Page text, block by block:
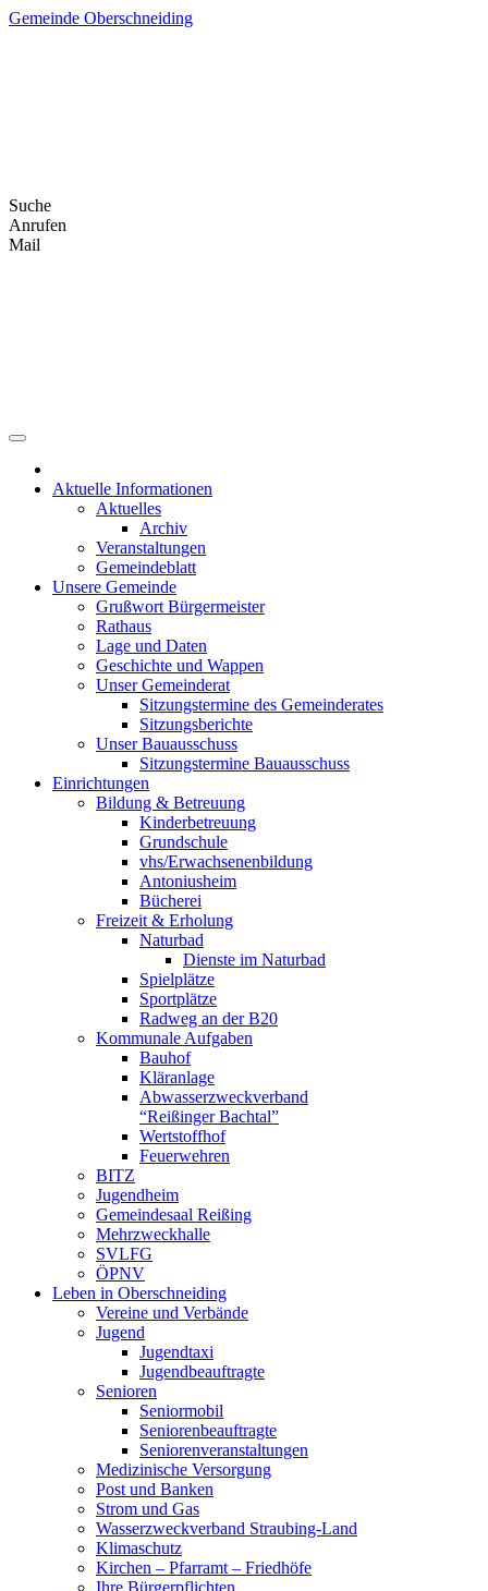
Skip
Gemeinde Oberschneiding
Suche
Anrufen
Mail
Aktuelle Informationen
Aktuelles
Archiv
Veranstaltungen
Gemeindeblatt
Unsere Gemeinde
Grußwort Bürgermeister
Rathaus
Lage und Daten
Geschichte und Wappen
Unser Gemeinderat
Sitzungstermine des Gemeinderates
Sitzungsberichte
Unser Bauausschuss
Sitzungstermine Bauausschuss
Einrichtungen
Bildung & Betreuung
Kinderbetreuung
Grundschule
vhs/Erwachsenenbildung
Antoniusheim
Bücherei
Freizeit & Erholung
Naturbad
Dienste im Naturbad
Spielplätze
Sportplätze
Radweg an der B20
Kommunale Aufgaben
Bauhof
Kläranlage
Abwasserzweckverband
“Reißinger Bachtal”
Wertstoffhof
Feuerwehren
BITZ
Jugendheim
Gemeindesaal Reißing
Mehrzweckhalle
SVLFG
ÖPNV
Leben in Oberschneiding
Vereine und Verbände
Jugend
Jugendtaxi
Jugendbeauftragte
Senioren
Seniormobil
Seniorenbeauftragte
Seniorenveranstaltungen
Medizinische Versorgung
Post und Banken
Strom und Gas
Wasserzweckverband Straubing-Land
Klimaschutz
Kirchen – Pfarramt – Friedhöfe
Ihre Bürgerpflichten